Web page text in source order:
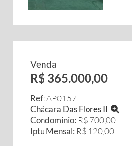
Venda
R$ 365.000,00
Ref:AP0157
Chácara Das Flores II
Condomínio: R$ 700,00
Iptu Mensal: R$ 120,00